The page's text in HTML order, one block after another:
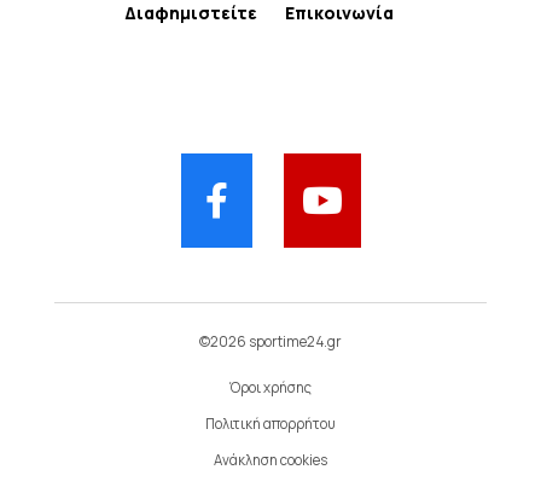
Διαφημιστείτε Επικοινωνία
©2026 sportime24.gr
Όροι χρήσης
Πολιτική απορρήτου
Ανάκληση cookies